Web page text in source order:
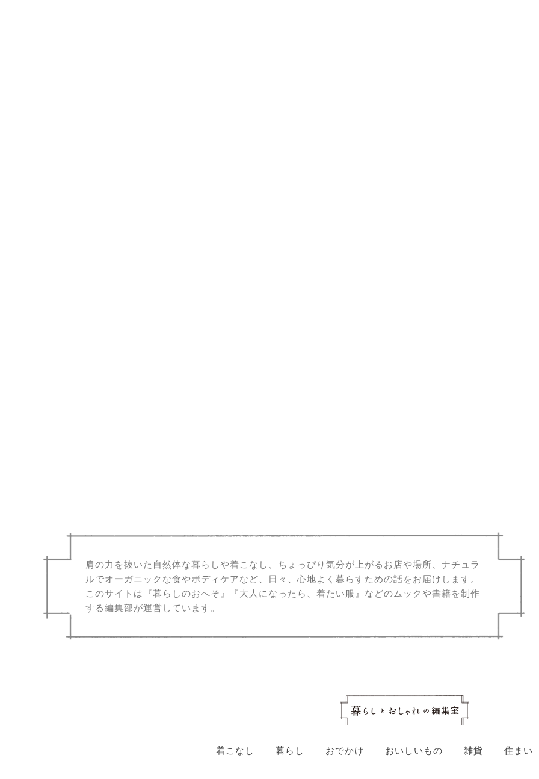
肩の力を抜いた自然体な暮らしや着こなし、ちょっぴり気分が上がるお店や場所、ナチュラ
ルでオーガニックな食やボディケアなど、日々、心地よく暮らすための話をお届けします。
このサイトは『暮らしのおへそ』『大人になったら、着たい服』などのムックや書籍を制作
する編集部が運営しています。
着こなし 暮らし おでかけ おいしいもの 雑貨 住まい